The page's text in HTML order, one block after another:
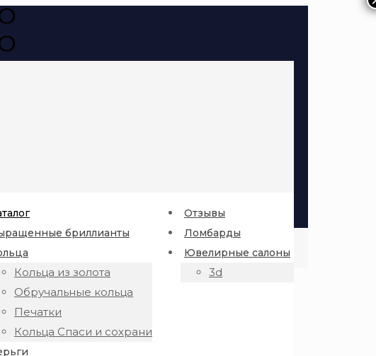
бриллианты
Кольца из золота
Обручальные кольца
Печатки
Кольца Спаси и сохрани
Отзывы
Ломбарды
Ювелирные салоны
3d